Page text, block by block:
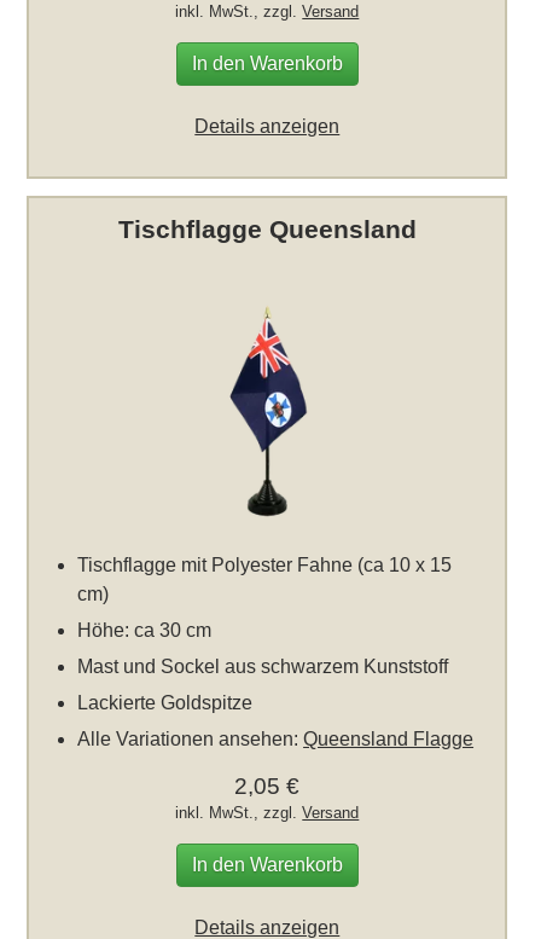
inkl. MwSt., zzgl.Versand
In den Warenkorb
Details anzeigen
Tischflagge Queensland
Tischflagge mit Polyester Fahne (ca 10 x 15
cm)
Höhe: ca 30 cm
Mast und Sockel aus schwarzem Kunststoff
Lackierte Goldspitze
Alle Variationen ansehen:Queensland Flagge
2,05 €
inkl. MwSt., zzgl.Versand
In den Warenkorb
Details anzeigen